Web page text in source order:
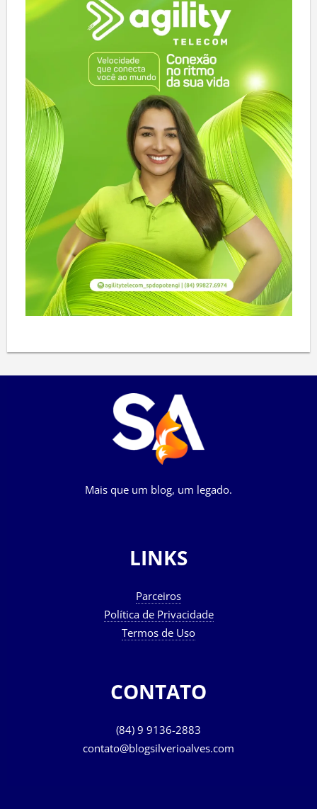
Mais que um blog, um legado.
LINKS
Parceiros
Política de Privacidade
Termos de Uso
CONTATO
(84) 9 9136-2883
contato@blogsilverioalves.com